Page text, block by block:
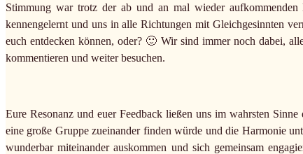
Stimmung war trotz der ab und an mal wieder
kennengelernt und uns in alle Richtungen mit Gleichgesinnten
euch entdecken können, oder? 🙂 Wir sind immer noch dabei,
kommentieren und weiter besuchen.
Eure Resonanz und euer Feedback ließen uns im wahrsten
eine große Gruppe zueinander finden würde und die Harmonie
wunderbar miteinander auskommen und sich gemeinsam